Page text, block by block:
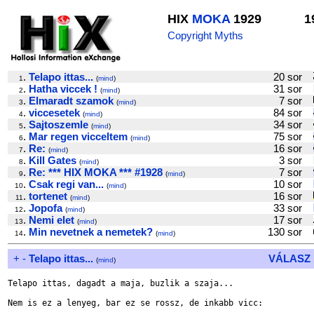
HIX MOKA1929
Copyright Myths
1 . Telapo ittas... (mind) 20 sor
2. Hatha viccek ! (mind) 31 sor
3. Elmaradt szamok (mind) 7 sor
4. viccesetek (mind) 84 sor
5. Sajtoszemle (mind) 34 sor
6. Mar regen vicceltem (mind) 75 sor
7. Re: (mind) 16 sor
8. Kill Gates (mind) 3 sor
9. Re: *** HIX MOKA *** #1928 (mind) 7 sor
10. Csak regi van... (mind) 10 sor
11 . tortenet (mind) 16 sor
12. Jopofa (mind) 33 sor
13. Nemi elet (mind) 17 sor
14. Min nevetnek a nemetek? (mind) 130 sor
+ - Telapo ittas... (mind) VÁLASZ
Telapo ittas, dagadt a maja, buzlik a szaja...
Nem is ez a lenyeg, bar ez se rossz, de inkabb vicc: